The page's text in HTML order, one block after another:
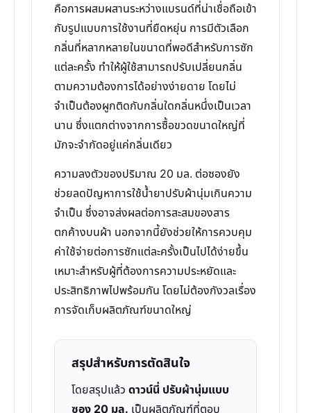
คือการผสมผสานระหว่างแบรนด์ที่น่าเชื่อถือเข้า
กับรูปแบบการใช้งานที่ยืดหยุ่น การมีตัวเลือก
กลิ่นที่หลากหลายในขนาดที่พอดีสำหรับการซัก
แต่ละครั้ง ทำให้ผู้ใช้สามารถปรับเปลี่ยนกลิ่น
ตามความต้องการได้อย่างง่ายดาย โดยไม่
จำเป็นต้องผูกติดกับกลิ่นใดกลิ่นหนึ่งเป็นเวลา
นาน ซึ่งแตกต่างจากการซื้อขวดขนาดใหญ่ที่
มักจะจำกัดอยู่แค่กลิ่นเดียว
ความลงตัวของปริมาณ 20 มล. ต่อซองยัง
ช่วยลดปัญหาการใช้น้ำยาปรับผ้านุ่มเกินความ
จำเป็น ซึ่งอาจส่งผลต่อการสะสมของสาร
ตกค้างบนผ้า นอกจากนี้ยังช่วยให้การควบคุม
ค่าใช้จ่ายต่อการซักแต่ละครั้งเป็นไปได้ง่ายขึ้น
เหมาะสำหรับผู้ที่ต้องการความประหยัดและ
ประสิทธิภาพไปพร้อมกัน โดยไม่ต้องกังวลเรื่อง
การจัดเก็บผลิตภัณฑ์ขนาดใหญ่
สรุปสำหรับการตัดสินใจ
โดยสรุปแล้ว ดาวน์นี่ ปรับผ้านุ่มแบบ
ซอง 20 มล. เป็นผลิตภัณฑ์ที่ตอบ